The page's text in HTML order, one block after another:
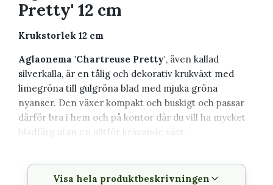
Pretty' 12 cm
Krukstorlek 12 cm
Aglaonema 'Chartreuse Pretty', även kallad
silverkalla, är en tålig och dekorativ krukväxt med
limegröna till gulgröna blad med mjuka gröna
nyanser. Den växer kompakt och buskigt och passar
därför bra i hem och på kontor där du vill ha mycket
bladfärg utan en alltför krävande växt.
Växtbeskrivning
Visa hela produktbeskrivningen